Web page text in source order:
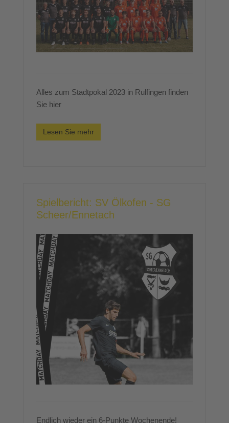
Alles zum Stadtpokal 2023 in Rulfingen finden
Sie hier
Lesen Sie mehr
Spielbericht: SV Ölkofen - SG
Scheer/Ennetach
Endlich wieder ein 6-Punkte Wochenende!